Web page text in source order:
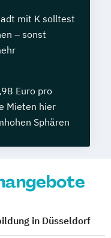
mit K solltest
– sonst
Euro pro
Mieten hier
Sphären
in Düsseldorf